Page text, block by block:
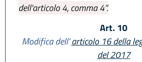
dell'articolo 4, comma 4”.
Art. 10
Modifica dell’articolo 16 della
del 2017